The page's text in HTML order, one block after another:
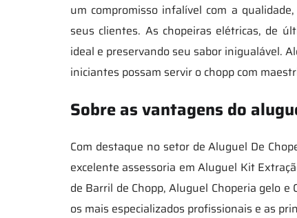
um compromisso infalível com a
seus clientes. As chopeiras elétricas, de
ideal e preservando seu sabor inigualável.
iniciantes possam servir o chopp com
Sobre as vantagens do
Com destaque no setor de Aluguel De
excelente assessoria em Aluguel Kit
de Barril de Chopp, Aluguel Choperia gelo
os mais especializados profissionais e as